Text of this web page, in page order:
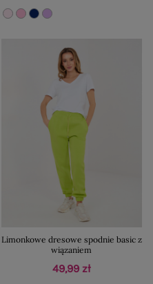
Limonkowe dresowe spodnie basic z
wiązaniem
49,99 zł